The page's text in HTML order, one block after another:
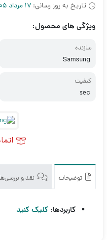
تاریخ به روز رسانی: 17 مرداد 1405
ویژگی های محصول:
سازنده
Samsung
کیفیت
sec
توضیحات نقد و بررسی‌ها
کاربردها: کلیک کنید